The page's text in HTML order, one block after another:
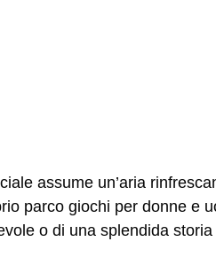
assume un’aria
parco giochi per donne e
o di una splendida